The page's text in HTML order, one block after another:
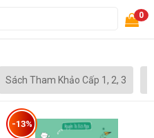
0
Sách Tham Khảo Cấp 1, 2, 3
-13%